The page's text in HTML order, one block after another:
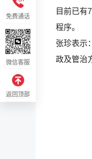
目前已有
程序。
张珍表示
政及管治
免费通话
微信客服
返回顶部